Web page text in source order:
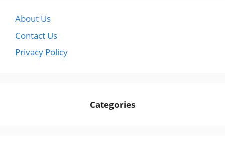
About Us
Contact Us
Privacy Policy
Categories